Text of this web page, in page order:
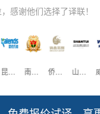
感谢他们选择了译联！
南方医科大学 山推工程